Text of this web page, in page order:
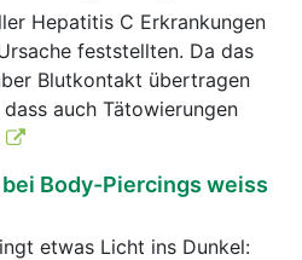
Hepatitis C Erkrankungen
feststellten. Da das
Blutkontakt übertragen
auch Tätowierungen
Body-Piercings weiss
etwas Licht ins Dunkel: